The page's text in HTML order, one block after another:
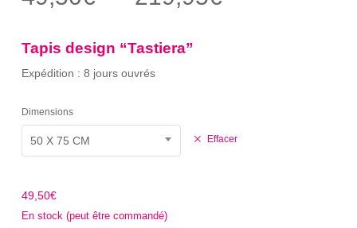
sur 5
client
Tapis design “Tastiera”
Expédition : 8 jours ouvrés
Dimensions
50 X 75 CM Effacer
49,50€
En stock (peut être commandé)